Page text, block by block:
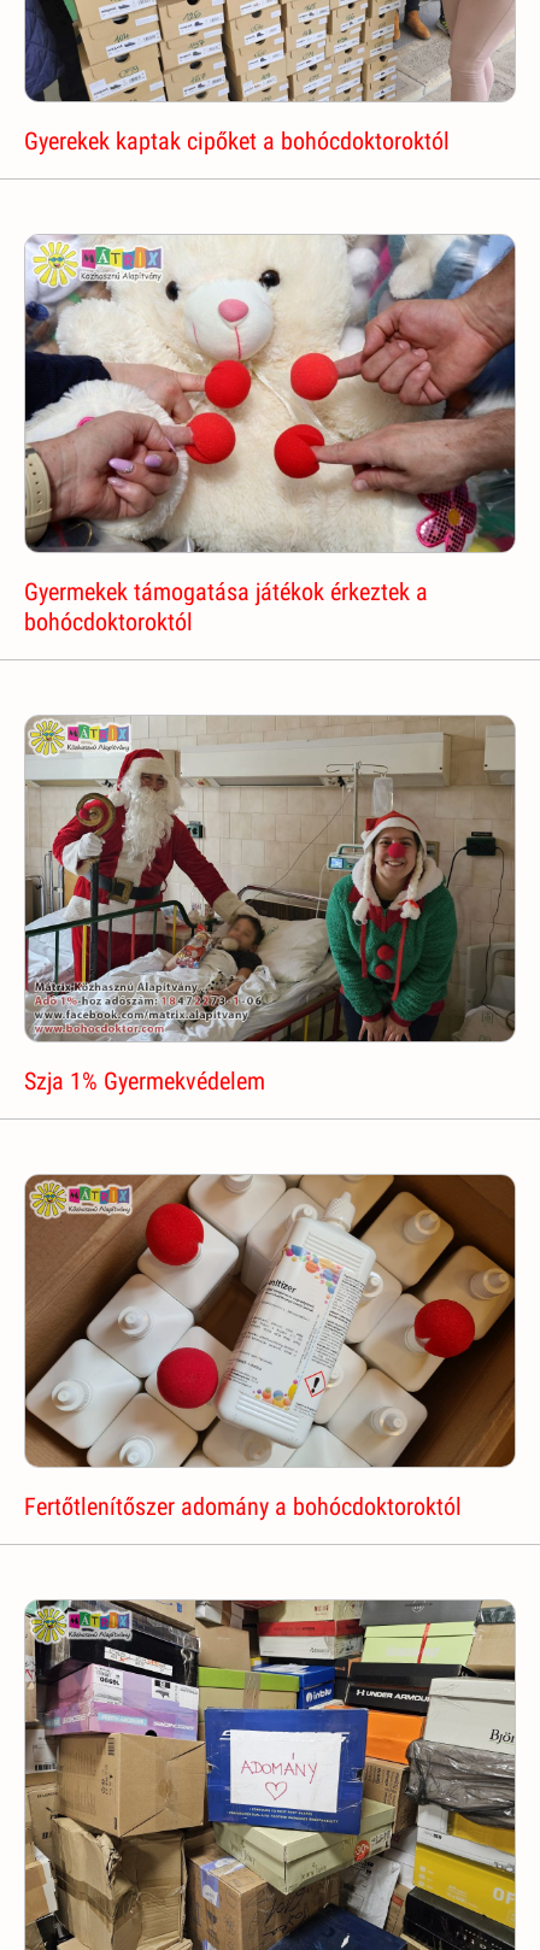
Gyerekek kaptak cipőket a bohócdoktoroktól
Gyermekek támogatása játékok érkeztek a
bohócdoktoroktól
Szja 1% Gyermekvédelem
Fertőtlenítőszer adomány a bohócdoktoroktól